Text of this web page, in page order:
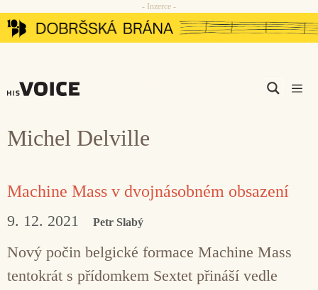
Přeskočit
na
- Inzerce -
Michel Delville
Machine Mass v dvojnásobném obsazení
9. 12. 2021 Petr Slabý
Nový počin belgické formace Machine Mass
tentokrát s přídomkem Sextet přináší vedle